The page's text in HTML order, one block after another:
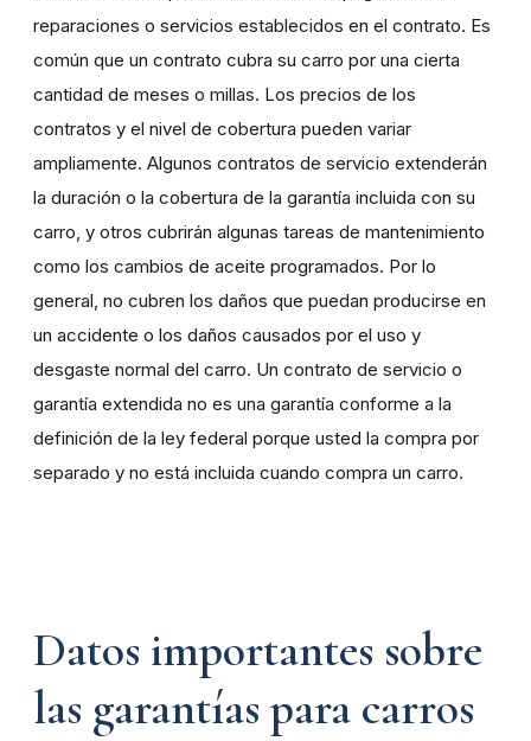
reparaciones o servicios establecidos en el contrato. Es
común que un contrato cubra su carro por una cierta
cantidad de meses o millas. Los precios de los
contratos y el nivel de cobertura pueden variar
ampliamente. Algunos contratos de servicio extenderán
la duración o la cobertura de la garantía incluida con su
carro, y otros cubrirán algunas tareas de mantenimiento
como los cambios de aceite programados. Por lo
general, no cubren los daños que puedan producirse en
un accidente o los daños causados por el uso y
desgaste normal del carro. Un contrato de servicio o
garantía extendida no es una garantía conforme a la
definición de la ley federal porque usted la compra por
separado y no está incluida cuando compra un carro.
Datos importantes sobre
las garantías para carros